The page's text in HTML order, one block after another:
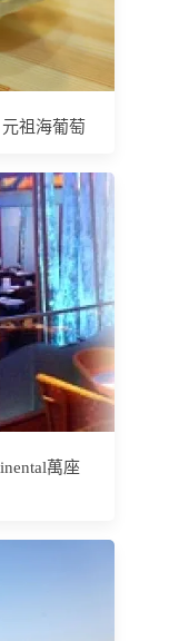
祖海葡萄
萬座